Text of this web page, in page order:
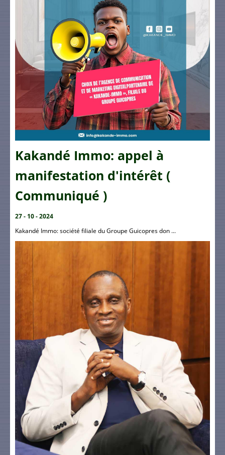
Kakandé Immo: appel à
manifestation d'intérêt (
Communiqué )
27 - 10 - 2024
Kakandé Immo: société filiale du Groupe Guicopres don ...